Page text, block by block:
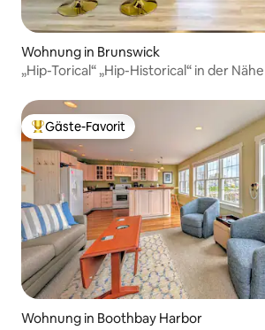
Wohnung in Brunswick
„Hip-Torical“ „Hip-Historical“ in der
Beliebter Gäste-Favorit.
Gäste-Favorit
Wohnung in Boothbay Harbor